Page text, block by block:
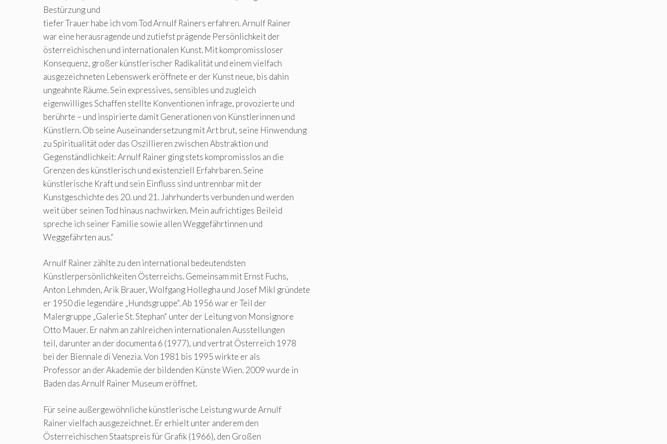
Bestürzung und
tiefer Trauer habe ich vom Tod Arnulf Rainers erfahren. Arnulf Rainer
war eine herausragende und zutiefst prägende Persönlichkeit der
österreichischen und internationalen Kunst. Mit kompromissloser
Konsequenz, großer künstlerischer Radikalität und einem vielfach
ausgezeichneten Lebenswerk eröffnete er der Kunst neue, bis dahin
ungeahnte Räume. Sein expressives, sensibles und zugleich
eigenwilliges Schaffen stellte Konventionen infrage, provozierte und
berührte – und inspirierte damit Generationen von Künstlerinnen und
Künstlern. Ob seine Auseinandersetzung mit Art brut, seine Hinwendung
zu Spiritualität oder das Oszillieren zwischen Abstraktion und
Gegenständlichkeit: Arnulf Rainer ging stets kompromisslos an die
Grenzen des künstlerisch und existenziell Erfahrbaren. Seine
künstlerische Kraft und sein Einfluss sind untrennbar mit der
Kunstgeschichte des 20. und 21. Jahrhunderts verbunden und werden
weit über seinen Tod hinaus nachwirken. Mein aufrichtiges Beileid
spreche ich seiner Familie sowie allen Weggefährtinnen und
Weggefährten aus.“
Arnulf Rainer zählte zu den international bedeutendsten
Künstlerpersönlichkeiten Österreichs. Gemeinsam mit Ernst Fuchs,
Anton Lehmden, Arik Brauer, Wolfgang Hollegha und Josef Mikl gründete
er 1950 die legendäre „Hundsgruppe“. Ab 1956 war er Teil der
Malergruppe „Galerie St. Stephan“ unter der Leitung von Monsignore
Otto Mauer. Er nahm an zahlreichen internationalen Ausstellungen
teil, darunter an der documenta 6 (1977), und vertrat Österreich 1978
bei der Biennale di Venezia. Von 1981 bis 1995 wirkte er als
Professor an der Akademie der bildenden Künste Wien. 2009 wurde in
Baden das Arnulf Rainer Museum eröffnet.
Für seine außergewöhnliche künstlerische Leistung wurde Arnulf
Rainer vielfach ausgezeichnet. Er erhielt unter anderem den
Österreichischen Staatspreis für Grafik (1966), den Großen